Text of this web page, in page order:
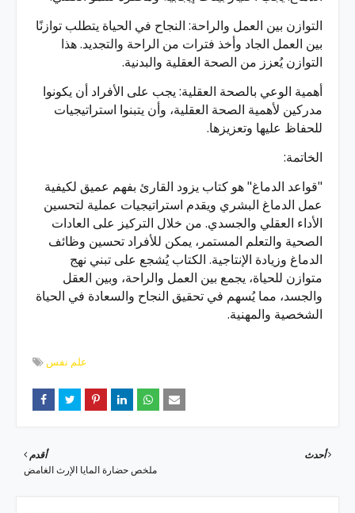
التوازن بين العمل والراحة: النجاح في الحياة يتطلب توازنًا
بين العمل الجاد وأخذ فترات من الراحة والتجديد. هذا
التوازن يُعزز من الصحة العقلية والبدنية.
أهمية الوعي بالصحة العقلية: يجب على الأفراد أن يكونوا
مدركين لأهمية الصحة العقلية، وأن يتبنوا استراتيجيات
للحفاظ عليها وتعزيزها.
الخاتمة:
"قواعد الدماغ" هو كتاب يزود القارئ بفهم عميق لكيفية
عمل الدماغ البشري ويقدم استراتيجيات عملية لتحسين
الأداء العقلي والجسدي. من خلال التركيز على العادات
الصحية والتعلم المستمر، يمكن للأفراد تحسين وظائف
الدماغ وزيادة الإنتاجية. الكتاب يُشجع على تبني نهج
متوازن للحياة، يجمع بين العمل والراحة، وبين العقل
والجسد، مما يُسهم في تحقيق النجاح والسعادة في الحياة
الشخصية والمهنية.
علم نفس
أحدث
أقدم
ملخص حضارة المايا الإرث الغامض